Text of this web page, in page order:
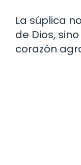
La súplica
de Dios,
corazón